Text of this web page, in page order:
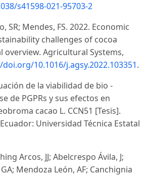
s41598-021-95703-2
SR; Mendes, FS. 2022. Economic
challenges of cocoa
overview. Agricultural Systems,
10.1016/j.agsy.2022.103351.
de la viabilidad de bio -
de PGPRs y sus efectos en
cacao L. CCN51 [Tesis].
Universidad Técnica Estatal
Arcos, JJ; Abelcrespo Ávila, J;
Mendoza León, AF; Canchignia